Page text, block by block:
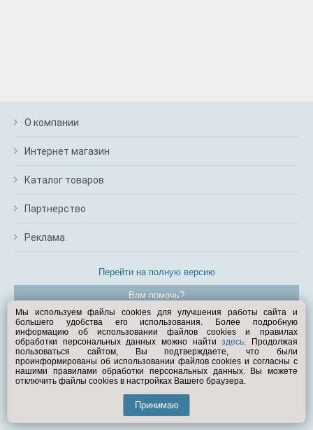
О компании
Интернет магазин
Каталог товаров
Партнерство
Реклама
Перейти на полную версию
Вам помочь?
© Exist.ru 1998—2026
Мы используем файлы cookies для улучшения работы сайта и
большего удобства его использования. Более подробную
информацию об использовании файлов cookies и правилах
обработки персональных данных можно найтиздесь. Продолжая
пользоваться сайтом, Вы подтверждаете, что были
проинформированы об использовании файлов cookies и согласны с
нашими правилами обработки персональных данных. Вы можете
отключить файлы cookies в настройках Вашего браузера.
Принимаю